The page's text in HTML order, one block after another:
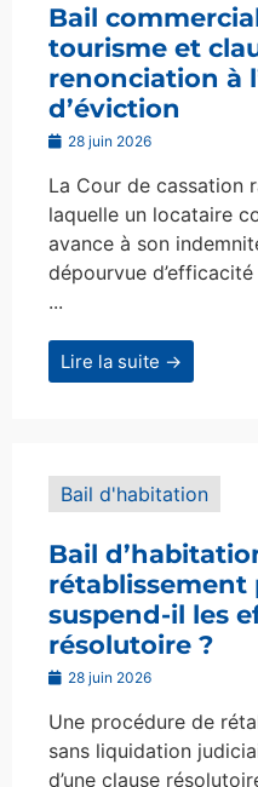
Bail
tourisme et
renonciation à
d’éviction
28 juin 2026
La Cour de cassation
laquelle un locataire
avance à son
dépourvue
...
Lire la suite →
Bail d'habitation
Bail
rétablissement
suspend-il les
résolutoire ?
28 juin 2026
Une procédure de
sans liquidation
d’une clause